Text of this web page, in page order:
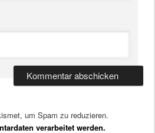
um Spam zu reduzieren.
verarbeitet werden.